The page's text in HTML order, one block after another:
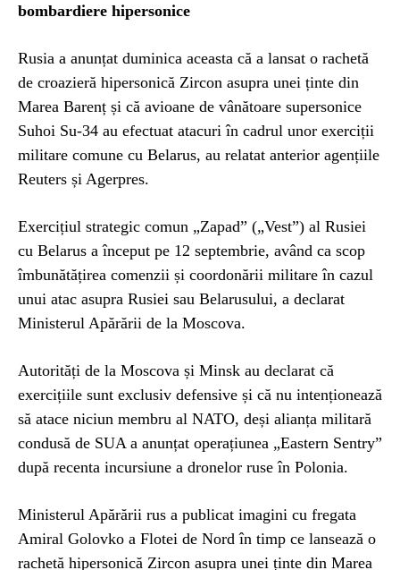
bombardiere hipersonice
Rusia a anunțat duminica aceasta că a lansat o rachetă
de croazieră hipersonică Zircon asupra unei ținte din
Marea Barenț și că avioane de vânătoare supersonice
Suhoi Su-34 au efectuat atacuri în cadrul unor exerciții
militare comune cu Belarus, au relatat anterior agențiile
Reuters și Agerpres.
Exercițiul strategic comun „Zapad” („Vest”) al Rusiei
cu Belarus a început pe 12 septembrie, având ca scop
îmbunătățirea comenzii și coordonării militare în cazul
unui atac asupra Rusiei sau Belarusului, a declarat
Ministerul Apărării de la Moscova.
Autorități de la Moscova și Minsk au declarat că
exercițiile sunt exclusiv defensive și că nu intenționează
să atace niciun membru al NATO, deși alianța militară
condusă de SUA a anunțat operațiunea „Eastern Sentry”
după recenta incursiune a dronelor ruse în Polonia.
Ministerul Apărării rus a publicat imagini cu fregata
Amiral Golovko a Flotei de Nord în timp ce lansează o
rachetă hipersonică Zircon asupra unei ținte din Marea